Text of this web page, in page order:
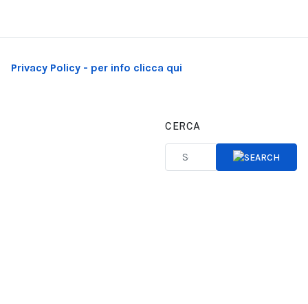
Privacy Policy - per info clicca qui
CERCA